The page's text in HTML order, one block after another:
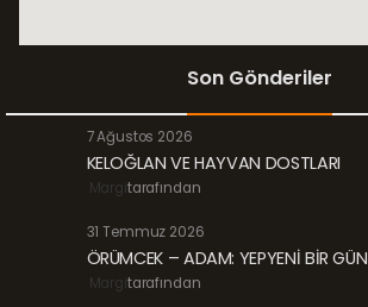
Son Gönderiler
7 Ağustos 2026
KELOĞLAN VE HAYVAN DOSTLARI
Margitarafından
31 Temmuz 2026
ÖRÜMCEK – ADAM: YEPYENİ BİR GÜN
Margitarafından